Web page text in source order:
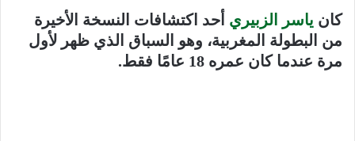
كان ياسر الزبيري أحد اكتشافات النسخة الأخيرة
من البطولة المغربية، وهو السباق الذي ظهر لأول
مرة عندما كان عمره 18 عامًا فقط.